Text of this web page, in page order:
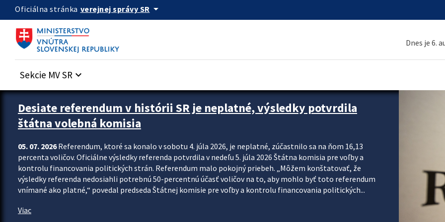
Preskocit na hlavný obsah
Oficiálna stránka verejnej správy SR arrow_drop_down
Dnes je 6.
Sekcie MV SR keyboard_arrow_down
Zastavit automatický posun upútavok
Desiate referendum v histórii SR je neplatné, výsledky potvrdila
štátna volebná komisia
05. 07. 2026Referendum, ktoré sa konalo v sobotu 4. júla 2026, je neplatné, zúčastnilo sa na ňom 16,13
percenta voličov. Oficiálne výsledky referenda potvrdila v nedeľu 5. júla 2026 Štátna komisia pre voľby a
kontrolu financovania politických strán. Referendum malo pokojný priebeh. „Môžem konštatovať, že
výsledky referenda nedosiahli potrebnú 50-percentnú účasť voličov na to, aby mohlo byť toto referendum
vnímané ako platné,“ povedal predseda Štátnej komisie pre voľby a kontrolu financovania politických...
Viac